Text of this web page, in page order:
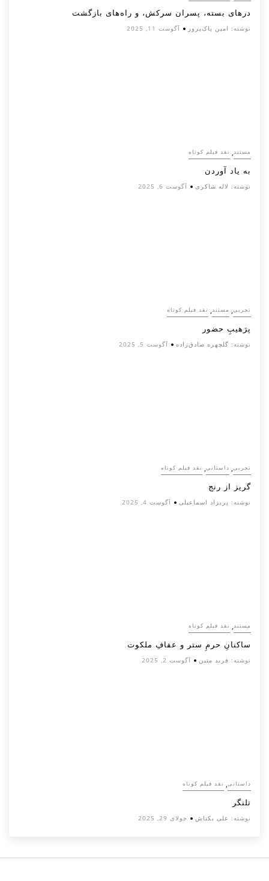
درهای بسته، پسران سرکش، و راه‌های بازگشت
نوشته: امین پاک‌پرور آگوست 11, 2025
مستند, نقد فیلم کوتاه
به یاد آوردن
نوشته: لاله شاکری آگوست 6, 2025
تجربی, مستند, نقد فیلم کوتاه
پرَهیب‌ِ حضور
نوشته: گلچهره صادق‌زاده آگوست 5, 2025
تجربی, داستانی, نقد فیلم کوتاه
گریز از رنج
نوشته: پریزاد اسماعیلی آگوست 4, 2025
مستند, نقد فیلم کوتاه
ساکنانِ حرمِ ستر و عفافِ ملکوت
نوشته: فرید متین آگوست 2, 2025
داستانی, نقد فیلم کوتاه
تلنگر
نوشته: علی بکتاش جولای 29, 2025